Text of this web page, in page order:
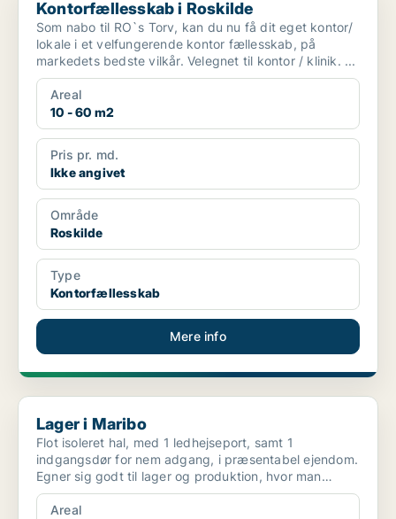
Kontorfællesskab i Roskilde
Som nabo til RO`s Torv, kan du nu få dit eget kontor/
lokale i et velfungerende kontor fællesskab, på
markedets bedste vilkår. Velegnet til kontor / klinik. ...
Areal
10 - 60 m2
Pris pr. md.
Ikke angivet
Område
Roskilde
Type
Kontorfællesskab
Mere info
Lager i Maribo
Lager i Maribo
Flot isoleret hal, med 1 ledhejseport, samt 1
indgangsdør for nem adgang, i præsentabel ejendom.
Egner sig godt til lager og produktion, hvor man
samtidig...
Areal